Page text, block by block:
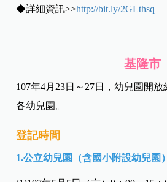
◆詳細資訊>>http://bit.ly/2GLthsq
基隆市
107年4月23日～27日，幼兒園開
各幼兒園。
登記時間
1.公立幼兒園（含國小附設幼兒園